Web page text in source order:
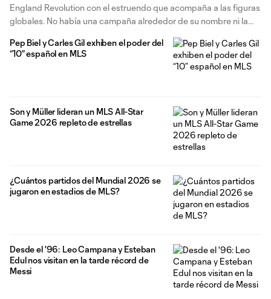
England Revolution con el estruendo que acompaña a las figuras
globales. No había una campaña alrededor de su nombre ni la
primer día. Llegó como un
Pep Biel y Carles Gil exhiben el poder del
“10” español en MLS
Son y Müller lideran un MLS All-Star
Game 2026 repleto de estrellas
¿Cuántos partidos del Mundial 2026 se
jugaron en estadios de MLS?
Desde el '96: Leo Campana y Esteban
Edul nos visitan en la tarde récord de
Messi